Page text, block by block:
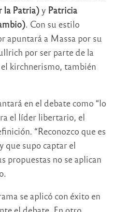
la Patria) y Patricia
. Con su estilo
apuntará a Massa por su
por ser parte de la
kirchnerismo, también
en el debate como “lo
el líder libertario, el
“Reconozco que es
que supo captar el
propuestas no se aplican
se aplicó con éxito en